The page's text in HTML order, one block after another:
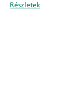
Részletek